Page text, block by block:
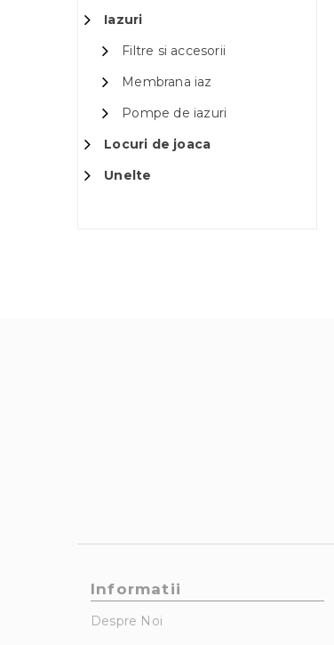
Iazuri
Filtre si accesorii
Membrana iaz
Pompe de iazuri
Locuri de joaca
Unelte
Informatii
Despre Noi